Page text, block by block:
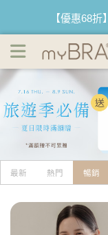
【優惠68
【買內衣免
【首購優
【夏日滿額
最新 熱門 暢銷